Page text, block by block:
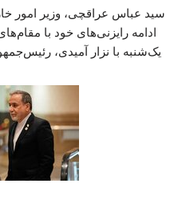
سید عباس عراقچی، وزیر امور
ادامه رایزنی‌های خود با
یک‌شنبه با نزار آمیدی،